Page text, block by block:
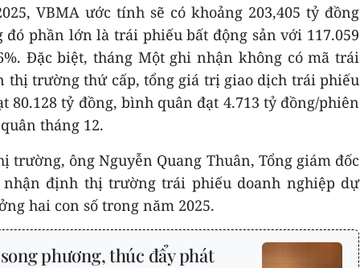
VBMA ước tính sẽ có khoảng 203,405 tỷ đồng
phần lớn là trái phiếu bất động sản với 117.059
Đặc biệt, tháng Một ghi nhận không có mã trái
thị trường thứ cấp, tổng giá trị giao dịch trái phiếu
80.128 tỷ đồng, bình quân đạt 4.713 tỷ đồng/phiên
tháng 12.
trường, ông Nguyễn Quang Thuân, Tổng giám đốc
nhận định thị trường trái phiếu doanh nghiệp dự
hai con số trong năm 2025.
phương, thúc đẩy phát